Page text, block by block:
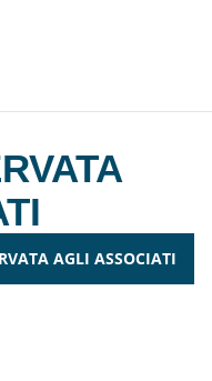
AGLI ASSOCIATI